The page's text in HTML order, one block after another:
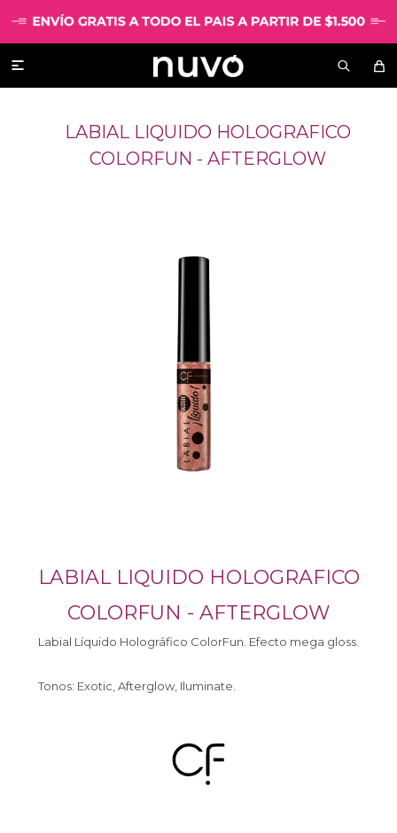

LABIAL LIQUIDO HOLOGRAFICO
COLORFUN - AFTERGLOW
LABIAL LIQUIDO HOLOGRAFICO
COLORFUN - AFTERGLOW
Labial Líquido Holográfico ColorFun. Efecto mega gloss.
Tonos: Exotic, Afterglow, Iluminate.